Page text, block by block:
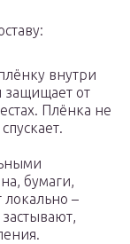
внутри
защищает от
Плёнка не
бумаги,
локально –